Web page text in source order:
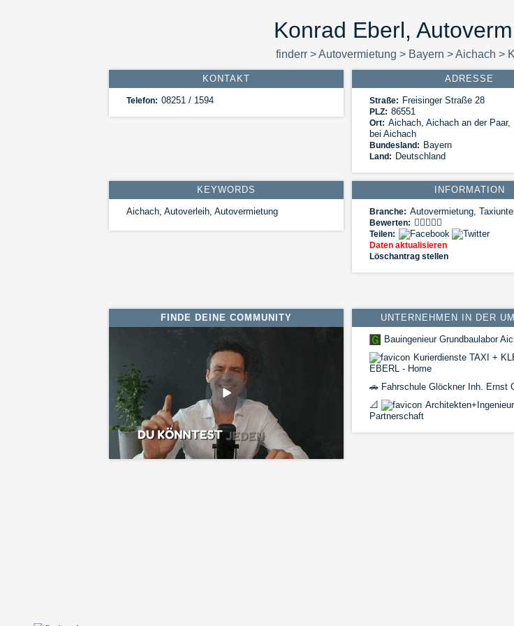
Konrad Eberl,
finderr >Autovermietung > Bayern >Aichach >
KONTAKT
Telefon: 08251 / 1594
ADRESSE
Straße: Freisinger Straße 28
PLZ: 86551
Ort: Aichach, Aichach an der Paar,
bei Aichach
Bundesland: Bayern
Land: Deutschland
KEYWORDS
Aichach, Autoverleih, Autovermietung
INFORMATION
Branche: Autovermietung,
Bewerten:
Teilen:
Daten aktualisieren
Löschantrag stellen
FINDE DEINE COMMUNITY UNTERNEHMEN IN DER
Bauingenieur Grundbaulabor
Kurierdienste TAXI +
EBERL - Home
🚗 Fahrschule Glöckner Inh. Ernst
📐
Partnerschaft